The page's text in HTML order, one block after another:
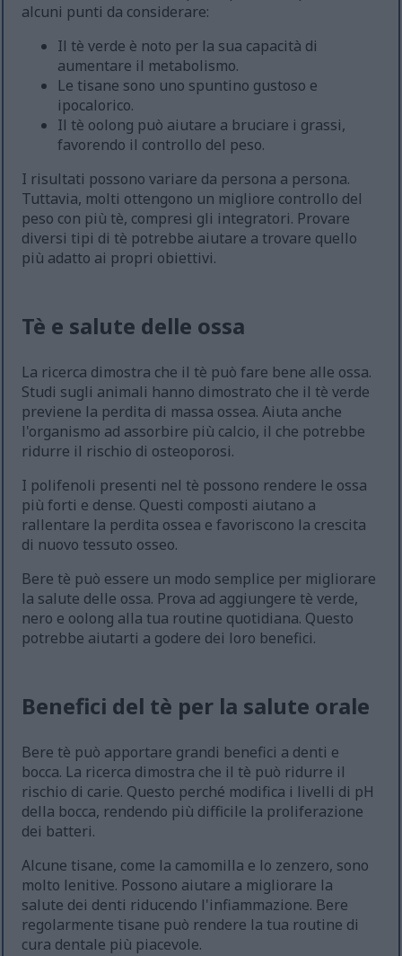
alcuni punti da considerare:
Il tè verde è noto per la sua capacità di
aumentare il metabolismo.
Le tisane sono uno spuntino gustoso e
ipocalorico.
Il tè oolong può aiutare a bruciare i grassi,
favorendo il controllo del peso.
I risultati possono variare da persona a persona.
Tuttavia, molti ottengono un migliore controllo del
peso con più tè, compresi gli integratori. Provare
diversi tipi di tè potrebbe aiutare a trovare quello
più adatto ai propri obiettivi.
Tè e salute delle ossa
La ricerca dimostra che il tè può fare bene alle ossa.
Studi sugli animali hanno dimostrato che il tè verde
previene la perdita di massa ossea. Aiuta anche
l'organismo ad assorbire più calcio, il che potrebbe
ridurre il rischio di osteoporosi.
I polifenoli presenti nel tè possono rendere le ossa
più forti e dense. Questi composti aiutano a
rallentare la perdita ossea e favoriscono la crescita
di nuovo tessuto osseo.
Bere tè può essere un modo semplice per migliorare
la salute delle ossa. Prova ad aggiungere tè verde,
nero e oolong alla tua routine quotidiana. Questo
potrebbe aiutarti a godere dei loro benefici.
Benefici del tè per la salute orale
Bere tè può apportare grandi benefici a denti e
bocca. La ricerca dimostra che il tè può ridurre il
rischio di carie. Questo perché modifica i livelli di pH
della bocca, rendendo più difficile la proliferazione
dei batteri.
Alcune tisane, come la camomilla e lo zenzero, sono
molto lenitive. Possono aiutare a migliorare la
salute dei denti riducendo l'infiammazione. Bere
regolarmente tisane può rendere la tua routine di
cura dentale più piacevole.